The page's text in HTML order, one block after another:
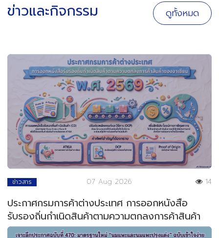
ข่าวและกิจกรรม ดูทั้งหมด
ข่าวสาร 07 Aug 2026 14
ประกาศกรมการค้าต่างประเทศ การออกหนังสือ
รับรองถิ่นกำเนิดสินค้าตามความตกลงการค้าสินค้า
ของอาเซียน